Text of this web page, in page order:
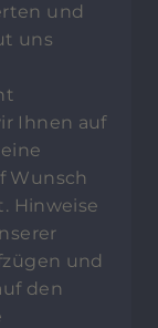
und
uns
Ihnen auf
Wunsch
Hinweise
und
den